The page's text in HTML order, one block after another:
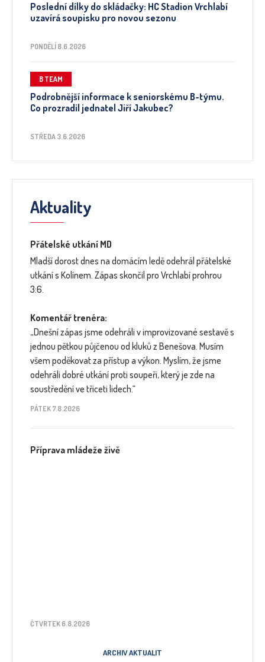
Poslední dílky do skládačky: HC Stadion Vrchlabí
uzavírá soupisku pro novou sezonu
PONDĚLÍ 8.6.2026
B TEAM
Podrobnější informace k seniorskému B-týmu.
Co prozradil jednatel Jiří Jakubec?
STŘEDA 3.6.2026
Aktuality
Přátelské utkání MD
Mladší dorost dnes na domácím ledě odehrál přátelské
utkání s Kolínem. Zápas skončil pro Vrchlabí prohrou
3:6.
Komentář trenéra:
„Dnešní zápas jsme odehráli v improvizované sestavě s
jednou pětkou půjčenou od kluků z Benešova. Musím
všem poděkovat za přístup a výkon. Myslím, že jsme
odehráli dobré utkání proti soupeři, který je zde na
soustředění ve třiceti lidech.“
PÁTEK 7.8.2026
Příprava mládeže živě
ČTVRTEK 6.8.2026
ARCHIV AKTUALIT